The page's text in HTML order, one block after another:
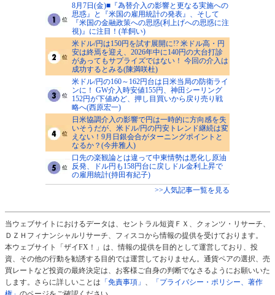
8月7日(金)■『為替介入の影響と更なる実施への
思惑』と『米国の雇用統計の発表』、そして
『米国の金融政策への思惑(利上げへの思惑に注
視)』に注目！(羊飼い)
米ドル/円は150円を試す展開に!? 米ドル高・円
安は終焉を迎え、2026年中に140円の大台打診
があってもサプライズではない！ 今回の介入は
成功するとみる(陳満咲杜)
米ドル/円の160～162円台は日米当局の防衛ライ
ンに！ GW介入時安値155円、神田シーリング
152円が下値めど、押し目買いから戻り売り戦
略へ(西原宏一)
日米協調介入の影響で円は一時的に方向感を失
いそうだが、米ドル/円の円安トレンド継続は変
えない！9月日銀会合がターニングポイントと
なるか？(今井雅人)
口先の楽観論とは違って中東情勢は悪化し原油
反発、ドル円も158円台に戻しドル金利上昇で
の雇用統計(持田有紀子)
>>人気記事一覧を見る
当ウェブサイトにおけるデータは、セントラル短資ＦＸ、クォンツ・リサーチ、
ＤＺＨフィナンシャルリサーチ、フィスコから情報の提供を受けております。
本ウェブサイト「ザイFX！」は、情報の提供を目的として運営しており、投
資、その他の行動を勧誘する目的では運営しておりません。通貨ペアの選択、売
買レートなど投資の最終決定は、お客様ご自身の判断でなさるようにお願いいた
します。さらに詳しいことは 「免責事項」 、
「プライバシー・ポリシー、著作